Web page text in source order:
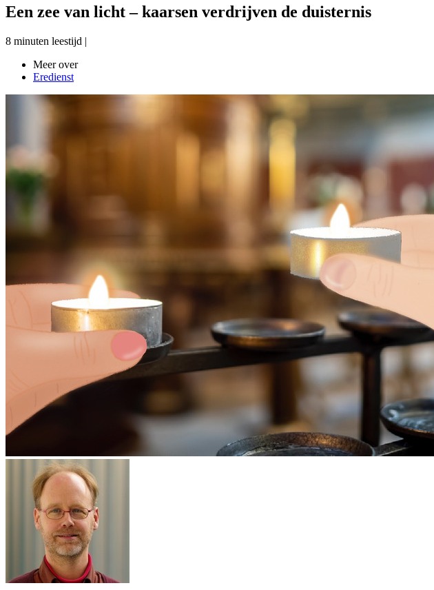
Een zee van licht – kaarsen verdrijven de duisternis
8 minuten leestijd |
Meer over
Eredienst